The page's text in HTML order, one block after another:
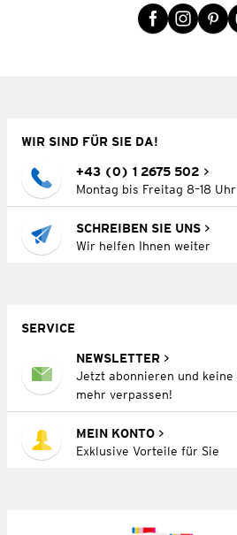
WIR SIND FÜR SIE DA!
+43 (0) 1 2675 502
Montag bis Freitag 8–18 Uhr
SCHREIBEN SIE UNS
Wir helfen Ihnen weiter
SERVICE
NEWSLETTER
Jetzt abonnieren und
mehr verpassen!
MEIN KONTO
Exklusive Vorteile für Sie